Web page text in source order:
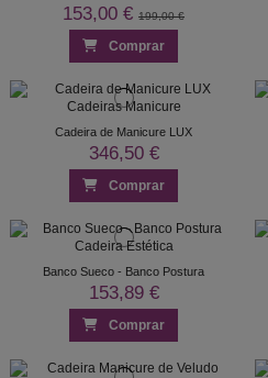
153,00 € 199,00 €
Comprar
Cadeira de Manicure LUX
346,50 €
Comprar
Banco Sueco - Banco Postura
153,89 €
Comprar